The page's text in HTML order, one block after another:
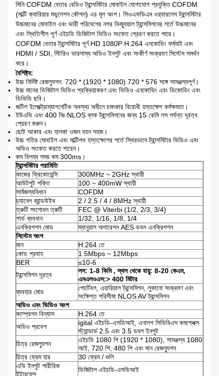
মিনি COFDM বেতার রেডিও ট্রান্সমিটার মোবাইল যোগাযোগ প্রযুক্তি COFDM
(মাল্টি ক্যারিয়ার মডুলেশন কৌশল) এর মূল অংশ। সিওএফডিএম ওয়্যারলেস ট্রান্সমিটার
উচ্চমানের মোবাইল এবং ভারী পরিবেশের নগর ভিজ্যুয়াল ট্রান্সমিশনের শর্তে উচ্চমানের
এবং স্থিতিশীল পূর্ণ এইচডি ডিজিটাল ভিডিও সংকেত প্রেরণ করতে পারে।
COFDM বেতার ট্রান্সমিটার পূর্ণ HD 1080P H.264 এনকোডিং ফর্ম্যাট এবং
HDMI / SDI, স্টিরিও ভারসাম্য অডিও ইনপুট এবং সংকীর্ণ সংক্রমণ সিস্টেম সমর্থন
করে।
বৈশিষ্ট্য:
উচ্চ নির্দিষ্ট রেজল্যুশন: 720 * (1920 * 1080) 720 * 576 সঙ্গে সামঞ্জস্যপূর্ণ।
উচ্চ মানের ডিজিটাল ভিডিও প্রক্রিয়াকরণ এবং ভিডিও এনকোডিং এবং ডিকোডিং এবং
ডিভিডি ছবি।
জটিল ইলেক্ট্রোম্যাগনেটিক অবস্থা অধীনে চমৎকার বিরোধী হস্তক্ষেপ কর্মক্ষমতা।
ইউএভি এবং 400 মিঃ NLOS ব্লক ট্রান্সমিশনের জন্য 15 কেমি লস পর্যন্ত দূরত্ব
প্রেরণ করুন।
ছোট আকার এবং হালকা ওজন বহন সহজ।
উচ্চ গতির মোবাইল এবং মাল্টিপথ হস্তক্ষেপের শর্তে স্থিরভাবে ট্রান্সমিটার ভিডিও এবং
অডিও সংকেত করতে পারেন।
কম বিলম্ব সময় কম 300ms।
ট্রান্সমিটার পরামিতি
কাজের ফ্রিকোয়েন্সি
300MHz ~ 2GHz স্থায়ী
আউটপুট শক্তি
100 ~ 400mW স্থায়ী
সামঁজস্যবিধান
COFDM
চ্যানেল ব্যান্ডউইথ
2 / 2.5 / 4 / 8MHz স্থায়ী
ত্রুটি সংশোধন ত্রুটি
FEC @ Viterbi (1/2, 2/3, 3/4)
গার্ড ব্যবধান
1/32, 1/16, 1/8, 1/4
এনক্রিপশন মোড
ম্যানুয়াল অপারেশন AES ডবল এনক্রিপশন
সিস্টেম অংশ
মান
H.264 তে
কোড প্রবাহ
1.5Mbps ~ 12Mbps
BER
≤10-6
ট্রান্সমিশন দূরত্ব
লস: 1-8 কিমি , স্থল থেকে বায়ু: 8-20 কেএম,
এনএলওএস:> 400 মিটার
ব্যবহার মোড
পোর্টেবল, এয়ারিয়াল ট্রান্সমিশন, লুকানো সংক্রমণ এবং
সংক্ষিপ্ত পরিসীমা NLOS AV ট্রান্সমিশন
অডিও এবং ভিডিও অংশ
কম্প্রেশন বিন্যাস
H.264 তে
অডিও প্রবেশ
igital এইচডি-এসডিআই, এনালগ সিভিবিএস কমপ্লেক্স
স্ট্যান্ডার্ড 2.5 এবং 3.5 ডবল ইনপুট
চিত্র রেজল্যুশন
এইচডি 1080 পি (1920 * 1080), সামঞ্জস্য 1080
আই, 720 পি, 480 পি এবং মান রেজল্যুশন
চিত্র ফ্রেম হার
30 ফ্রেম / গুলি
এভি ইনপুট শারীরিক
ইন্টারফেস
ডিজিটাল এইচডি-এসডিআই